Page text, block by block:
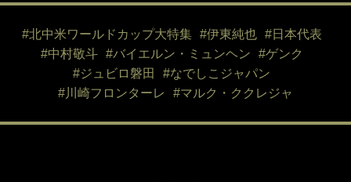
#北中米ワールドカップ大特集 #伊東純也
#日本代表
#中村敬斗
#バイエルン・ミュンヘン
#ゲンク
#ジュビロ磐田
#なでしこジャパン
#川崎フロンターレ
#マルク・ククレジャ